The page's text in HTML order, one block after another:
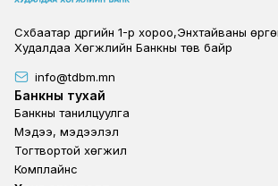
Сүхбаатар дүүргийн 1-р хороо,Энхтайваны
Худалдаа Хөгжлийн Банкны төв байр
info@tdbm.mn
Footer
Банкны тухай
Банкны танилцуулга
Мэдээ, мэдээлэл
Тогтвортой хөгжил
Комплайнс